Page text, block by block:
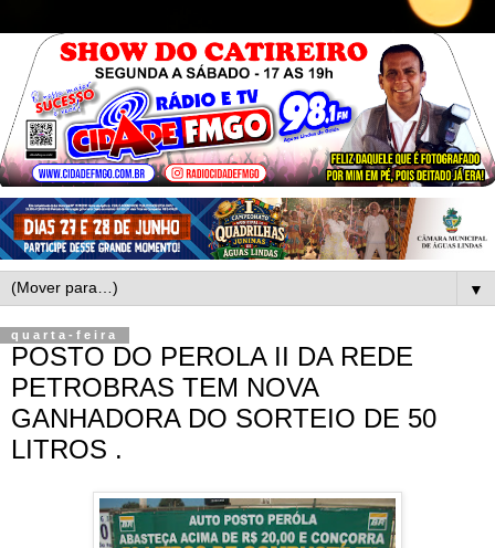
▼
quarta-feira
POSTO DO PEROLA II DA REDE
PETROBRAS TEM NOVA
GANHADORA DO SORTEIO DE 50
LITROS .